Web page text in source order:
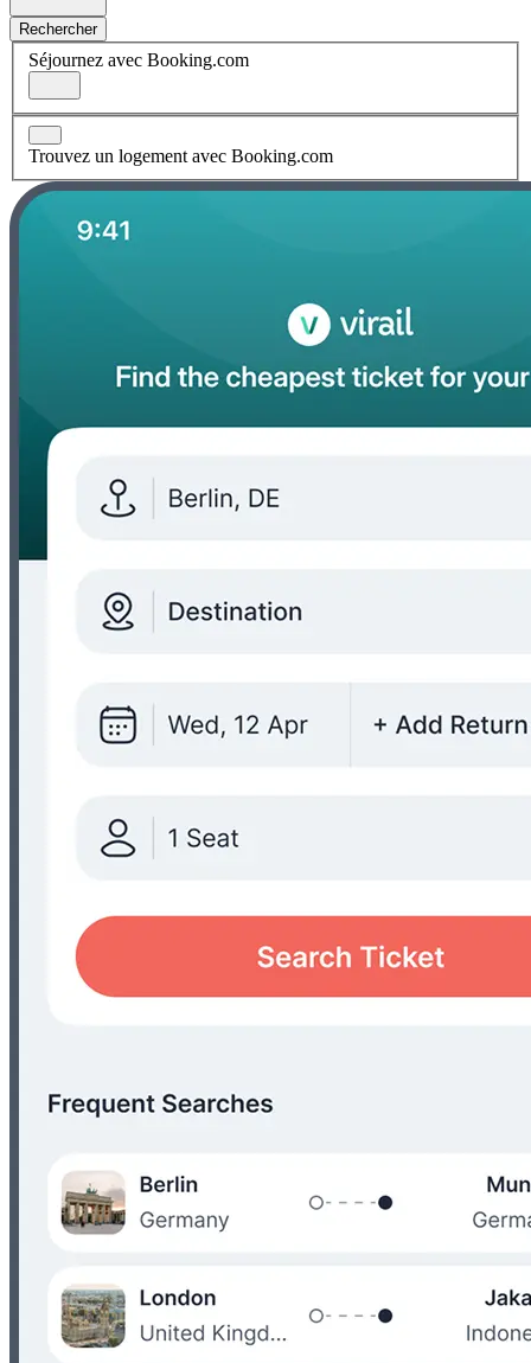
Rechercher
Séjournez avec Booking.com
Trouvez un logement avec Booking.com